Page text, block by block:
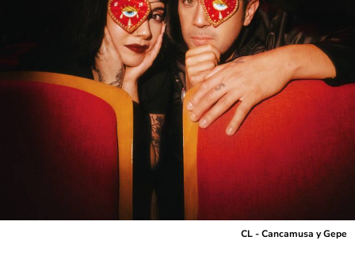
CL - Cancamusa y Gepe